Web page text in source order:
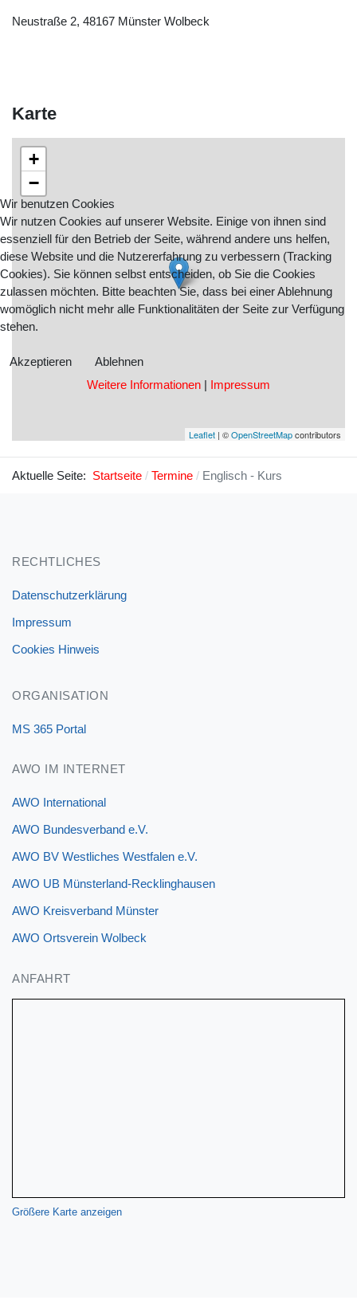
Neustraße 2, 48167 Münster Wolbeck
Karte
+
−
Leaflet | ©OpenStreetMapcontributors
Aktuelle Seite: Startseite Termine Englisch - Kurs
RECHTLICHES
Datenschutzerklärung
Impressum
Cookies Hinweis
ORGANISATION
MS 365 Portal
AWO IM INTERNET
AWO International
AWO Bundesverband e.V.
AWO BV Westliches Westfalen e.V.
AWO UB Münsterland-Recklinghausen
AWO Kreisverband Münster
AWO Ortsverein Wolbeck
ANFAHRT
Größere Karte anzeigen
Wir benutzen Cookies
Wir nutzen Cookies auf unserer Website. Einige von ihnen sind
essenziell für den Betrieb der Seite, während andere uns helfen,
diese Website und die Nutzererfahrung zu verbessern (Tracking
Cookies). Sie können selbst entscheiden, ob Sie die Cookies
zulassen möchten. Bitte beachten Sie, dass bei einer Ablehnung
womöglich nicht mehr alle Funktionalitäten der Seite zur Verfügung
stehen.
Akzeptieren
Ablehnen
Weitere Informationen | Impressum